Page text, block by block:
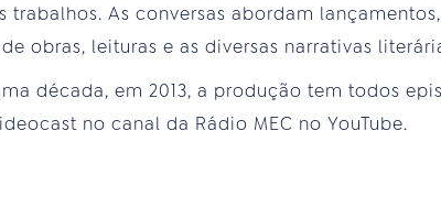
trabalhos. As conversas abordam
obras, leituras e as diversas narrativas
década, em 2013, a produção tem todos
no canal da Rádio MEC no YouTube.